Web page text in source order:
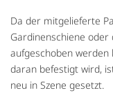
Da der mitgelieferte
Gardinenschiene
aufgeschoben
daran befestigt wird,
neu in Szene gesetzt.